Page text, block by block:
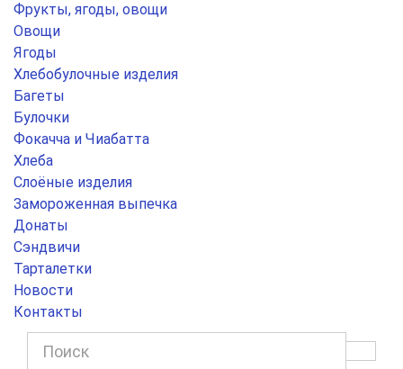
Фрукты, ягоды, овощи
Овощи
Ягоды
Хлебобулочные изделия
Багеты
Булочки
Фокачча и Чиабатта
Хлеба
Слоёные изделия
Замороженная выпечка
Донаты
Сэндвичи
Тарталетки
Новости
Контакты